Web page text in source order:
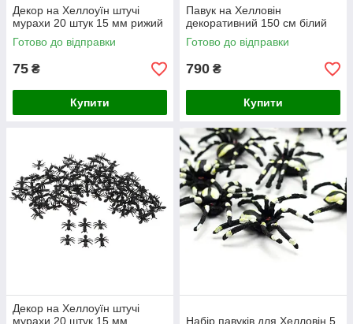
Декор на Хеллоуїн штучі
мурахи 20 штук 15 мм рижий
Готово до відправки
75 ₴
Купити
Павук на Хелловін
декоративний 150 см білий
Готово до відправки
790 ₴
Купити
Декор на Хеллоуїн штучі
мурахи 20 штук 15 мм
Набір павуків для Хелловін 5